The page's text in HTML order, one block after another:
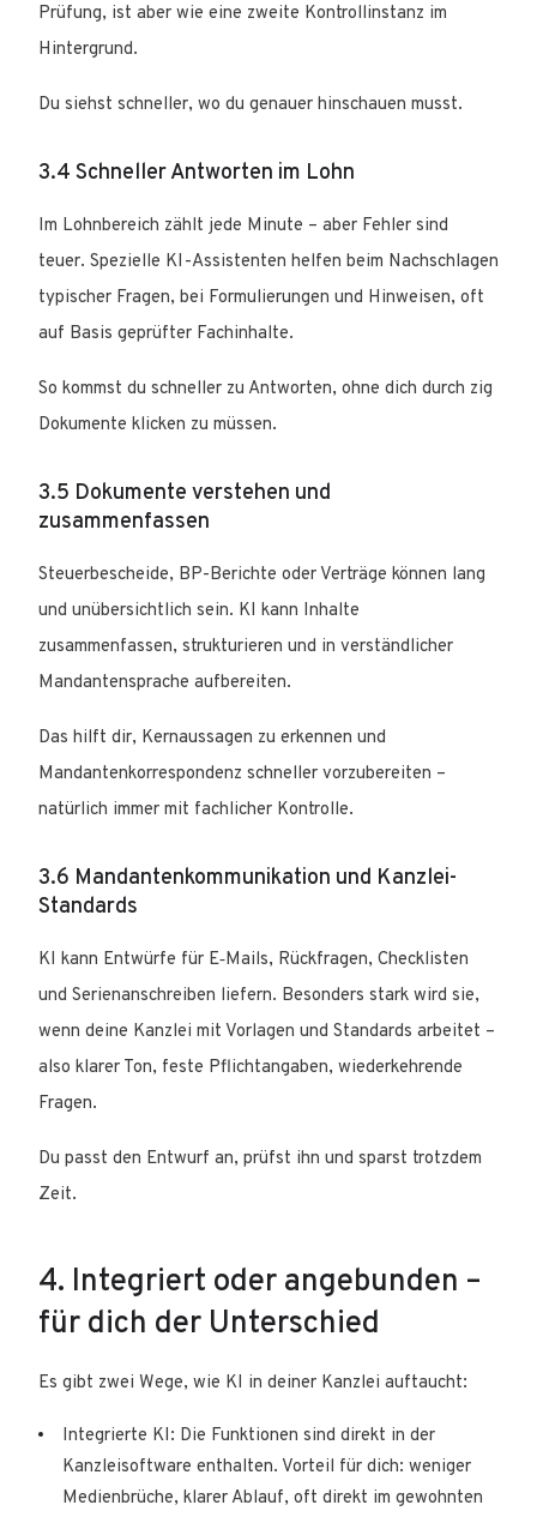
Prüfung, ist aber wie eine zweite Kontrollinstanz im
Hintergrund.
Du siehst schneller, wo du genauer hinschauen musst.
3.4 Schneller Antworten im Lohn
Im Lohnbereich zählt jede Minute – aber Fehler sind
teuer. Spezielle KI-Assistenten helfen beim Nachschlagen
typischer Fragen, bei Formulierungen und Hinweisen, oft
auf Basis geprüfter Fachinhalte.
So kommst du schneller zu Antworten, ohne dich durch zig
Dokumente klicken zu müssen.
3.5 Dokumente verstehen und
zusammenfassen
Steuerbescheide, BP-Berichte oder Verträge können lang
und unübersichtlich sein. KI kann Inhalte
zusammenfassen, strukturieren und in verständlicher
Mandantensprache aufbereiten.
Das hilft dir, Kernaussagen zu erkennen und
Mandantenkorrespondenz schneller vorzubereiten –
natürlich immer mit fachlicher Kontrolle.
3.6 Mandantenkommunikation und Kanzlei-
Standards
KI kann Entwürfe für E‑Mails, Rückfragen, Checklisten
und Serienanschreiben liefern. Besonders stark wird sie,
wenn deine Kanzlei mit Vorlagen und Standards arbeitet –
also klarer Ton, feste Pflichtangaben, wiederkehrende
Fragen.
Du passt den Entwurf an, prüfst ihn und sparst trotzdem
Zeit.
4. Integriert oder angebunden –
für dich der Unterschied
Es gibt zwei Wege, wie KI in deiner Kanzlei auftaucht:
Integrierte KI: Die Funktionen sind direkt in der
Kanzleisoftware enthalten. Vorteil für dich: weniger
Medienbrüche, klarer Ablauf, oft direkt im gewohnten